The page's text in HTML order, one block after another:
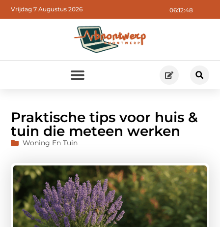
06:12:49
Vrijdag 7 Augustus 2026
Praktische tips voor huis &
tuin die meteen werken
Woning En Tuin